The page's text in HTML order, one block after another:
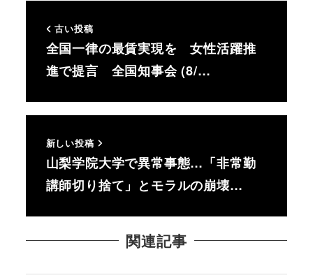
古い投稿
全国一律の最賃実現を 女性活躍推
進で提言 全国知事会 (8/…
新しい投稿
山梨学院大学で異常事態…「非常勤
講師切り捨て」とモラルの崩壊…
関連記事